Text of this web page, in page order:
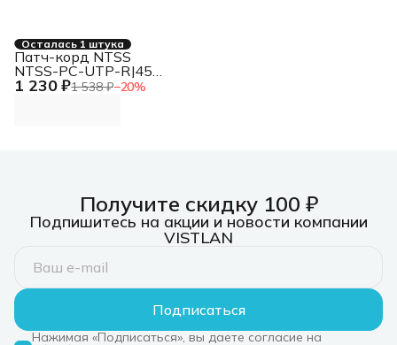
Осталась 1 штука
1 230 ₽1 538 ₽−20%
Патч-корд NTSS
NTSS-PC-UTP-RJ45-
5e-10.0-LSZH-GN
Получите скидку 100 ₽
Подпишитесь на акции и новости компании
VISTLAN
Подписаться
Нажимая «Подписаться», вы даете согласие на